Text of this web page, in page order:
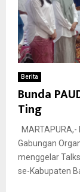
Berita
Bunda
Ting
Gabungan
menggelar
se-Kabupaten